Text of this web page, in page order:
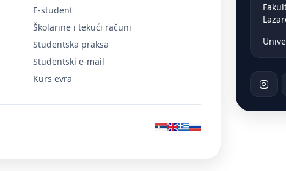
E-student
Školarine i tekući računi
Studentska praksa
Studentski e-mail
Kurs evra